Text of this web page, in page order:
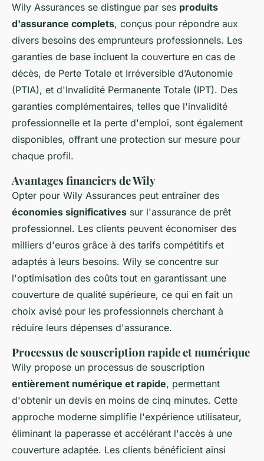
Wily Assurances se distingue par ses produits
d'assurance complets, conçus pour répondre aux
divers besoins des emprunteurs professionnels. Les
garanties de base incluent la couverture en cas de
décès, de Perte Totale et Irréversible d’Autonomie
(PTIA), et d'Invalidité Permanente Totale (IPT). Des
garanties complémentaires, telles que l'invalidité
professionnelle et la perte d'emploi, sont également
disponibles, offrant une protection sur mesure pour
chaque profil.
Avantages financiers de Wily
Opter pour Wily Assurances peut entraîner des
économies significatives sur l'assurance de prêt
professionnel. Les clients peuvent économiser des
milliers d'euros grâce à des tarifs compétitifs et
adaptés à leurs besoins. Wily se concentre sur
l'optimisation des coûts tout en garantissant une
couverture de qualité supérieure, ce qui en fait un
choix avisé pour les professionnels cherchant à
réduire leurs dépenses d'assurance.
Processus de souscription rapide et numérique
Wily propose un processus de souscription
entièrement numérique et rapide, permettant
d'obtenir un devis en moins de cinq minutes. Cette
approche moderne simplifie l'expérience utilisateur,
éliminant la paperasse et accélérant l'accès à une
couverture adaptée. Les clients bénéficient ainsi